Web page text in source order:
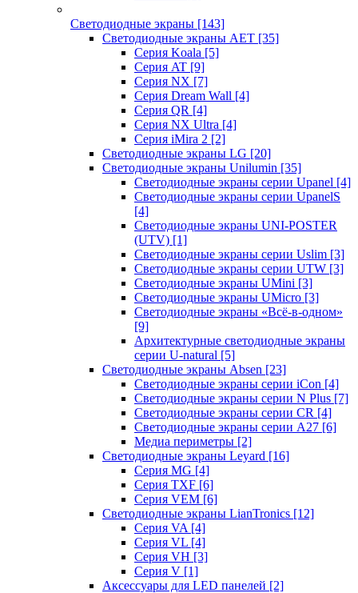
Светодиодные экраны [143]
Светодиодные экраны AET [35]
Cерия Koala [5]
Серия AT [9]
Серия NX [7]
Серия Dream Wall [4]
Серия QR [4]
Серия NX Ultra [4]
Серия iMira 2 [2]
Светодиодные экраны LG [20]
Светодиодные экраны Unilumin [35]
Светодиодные экраны серии Upanel [4]
Светодиодные экраны серии UpanelS
[4]
Светодиодные экраны UNI-POSTER
(UTV) [1]
Светодиодные экраны серии Uslim [3]
Светодиодные экраны серии UTW [3]
Светодиодные экраны UMini [3]
Светодиодные экраны UMicro [3]
Светодиодные экраны «Всё-в-одном»
[9]
Архитектурные светодиодные экраны
серии U-natural [5]
Светодиодные экраны Absen [23]
Светодиодные экраны серии iCon [4]
Светодиодные экраны серии N Plus [7]
Светодиодные экраны серии CR [4]
Светодиодные экраны серии А27 [6]
Медиа периметры [2]
Светодиодные экраны Leyard [16]
Серия MG [4]
Серия TXF [6]
Серия VEM [6]
Светодиодные экраны LianTronics [12]
Серия VA [4]
Серия VL [4]
Серия VH [3]
Серия V [1]
Аксессуары для LED панелей [2]